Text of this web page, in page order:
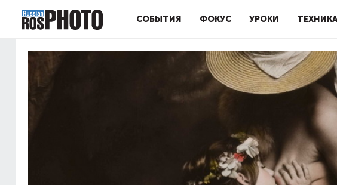
СОБЫТИЯ ФОКУС УРОКИ ТЕХНИКА